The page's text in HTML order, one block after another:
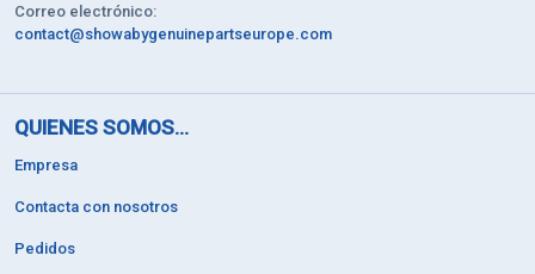
Correo electrónico:
contact@showabygenuinepartseurope.com
QUIENES SOMOS...
Empresa
Contacta con nosotros
Pedidos